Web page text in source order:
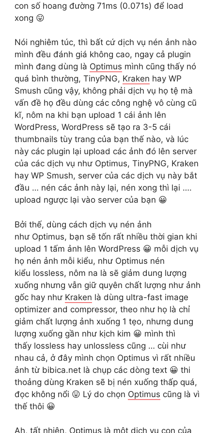
con số hoang đường 71ms (0.071s) để load
xong 😛
Nói nghiêm túc, thì bất cứ dịch vụ nén ảnh nào
mình đều đánh giá không cao, ngay cả plugin
mình đang dùng là Optimus mình cũng thấy nó
quá bình thường, TinyPNG, Kraken hay WP
Smush cũng vậy, không phải dịch vụ họ tệ mà
vấn đề họ đều dùng các công nghệ vô cùng cũ
kĩ, nôm na khi bạn upload 1 cái ảnh lên
WordPress, WordPress sẽ tạo ra 3-5 cái
thumbnails tùy trang của bạn thế nào, và lúc
này các plugin lại upload các ảnh đó lên server
của các dịch vụ như Optimus, TinyPNG, Kraken
hay WP Smush, server của các dịch vụ này bắt
đầu … nén các ảnh này lại, nén xong thì lại ….
upload ngược lại vào server của bạn 😀
Bởi thế, dùng cách dịch vụ nén ảnh
như Optimus, bạn sẽ tốn rất nhiều thời gian khi
upload 1 tấm ảnh lên WordPress 😀 mỗi dịch vụ
họ nén ảnh mỗi kiểu, như Optimus nén
kiểu lossless, nôm na là sẽ giảm dung lượng
xuống nhưng vẫn giữ quyên chất lượng như ảnh
gốc hay như Kraken là dùng ultra-fast image
optimizer and compressor, theo như họ là chỉ
giảm chất lượng ảnh xuống 1 tẹo, nhưng dung
lượng xuống gần như kịch kim 😀 mình thì
thấy lossless hay unlossless cũng … cùi như
nhau cả, ở đây mình chọn Optimus vì rất nhiều
ảnh từ bibica.net là chụp các dòng text 😀 thi
thoảng dùng Kraken sẽ bị nén xuống thấp quá,
đọc không nổi 😛 Lý do chọn Optimus cũng là vì
thế thôi 😀
Ah, tất nhiên, Optimus là một dịch vụ con của